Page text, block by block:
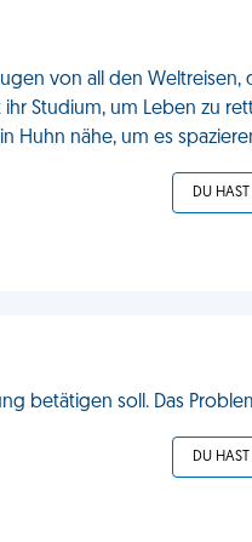
von all den
Studium, um Leben zu
Huhn nähe, um es
DU HAST
betätigen soll. Das
DU HAST